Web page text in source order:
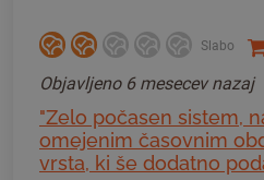
Slabo
Objavljeno 6 mesecev nazaj
"Zelo počasen sistem,
omejenim časovnim
vrsta, ki še dodatno